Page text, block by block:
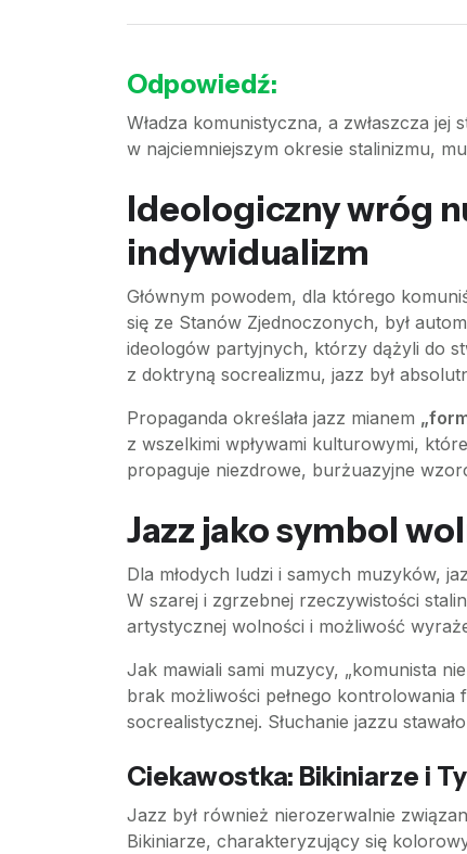
Odpowiedź:
Władza komunistyczna, a zwłaszcza jej
w najciemniejszym okresie stalinizmu,
Ideologiczny wróg
indywidualizm
Głównym powodem, dla którego
się ze Stanów Zjednoczonych, był
ideologów partyjnych, którzy dążyli do
z doktryną socrealizmu, jazz był
Propaganda określała jazz mianem
z wszelkimi wpływami kulturowymi,
propaguje niezdrowe, burżuazyjne
Jazz jako symbol
Dla młodych ludzi i samych muzyków,
W szarej i zgrzebnej rzeczywistości
artystycznej wolności i możliwość
Jak mawiali sami muzycy, „komunista
brak możliwości pełnego
socrealistycznej. Słuchanie jazzu
Ciekawostka: Bikiniarze i
Jazz był również nierozerwalnie
Bikiniarze, charakteryzujący się